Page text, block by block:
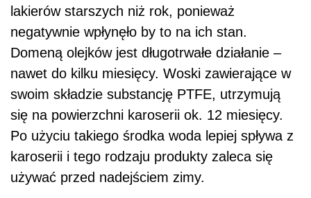
lakierów starszych niż rok, ponieważ
negatywnie wpłynęło by to na ich stan.
Domeną olejków jest długotrwałe działanie –
nawet do kilku miesięcy. Woski zawierające w
swoim składzie substancję PTFE, utrzymują
się na powierzchni karoserii ok. 12 miesięcy.
Po użyciu takiego środka woda lepiej spływa z
karoserii i tego rodzaju produkty zaleca się
używać przed nadejściem zimy.